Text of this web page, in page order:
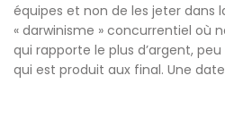
équipes et non de les jeter dans
« darwinisme » concurrentiel où
qui rapporte le plus d’argent,
qui est produit aux final. Une